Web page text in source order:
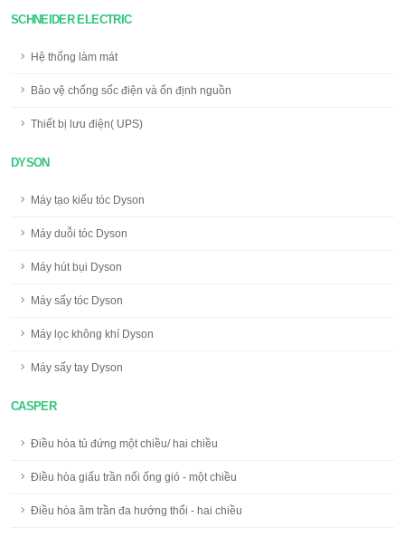
SCHNEIDER ELECTRIC
Hệ thống làm mát
Bảo vệ chống sốc điện và ổn định nguồn
Thiết bị lưu điện( UPS)
DYSON
Máy tạo kiểu tóc Dyson
Máy duỗi tóc Dyson
Máy hút bụi Dyson
Máy sấy tóc Dyson
Máy lọc không khí Dyson
Máy sấy tay Dyson
CASPER
Điều hòa tủ đứng một chiều/ hai chiều
Điều hòa giấu trần nối ống gió - một chiều
Điều hòa âm trần đa hướng thổi - hai chiều